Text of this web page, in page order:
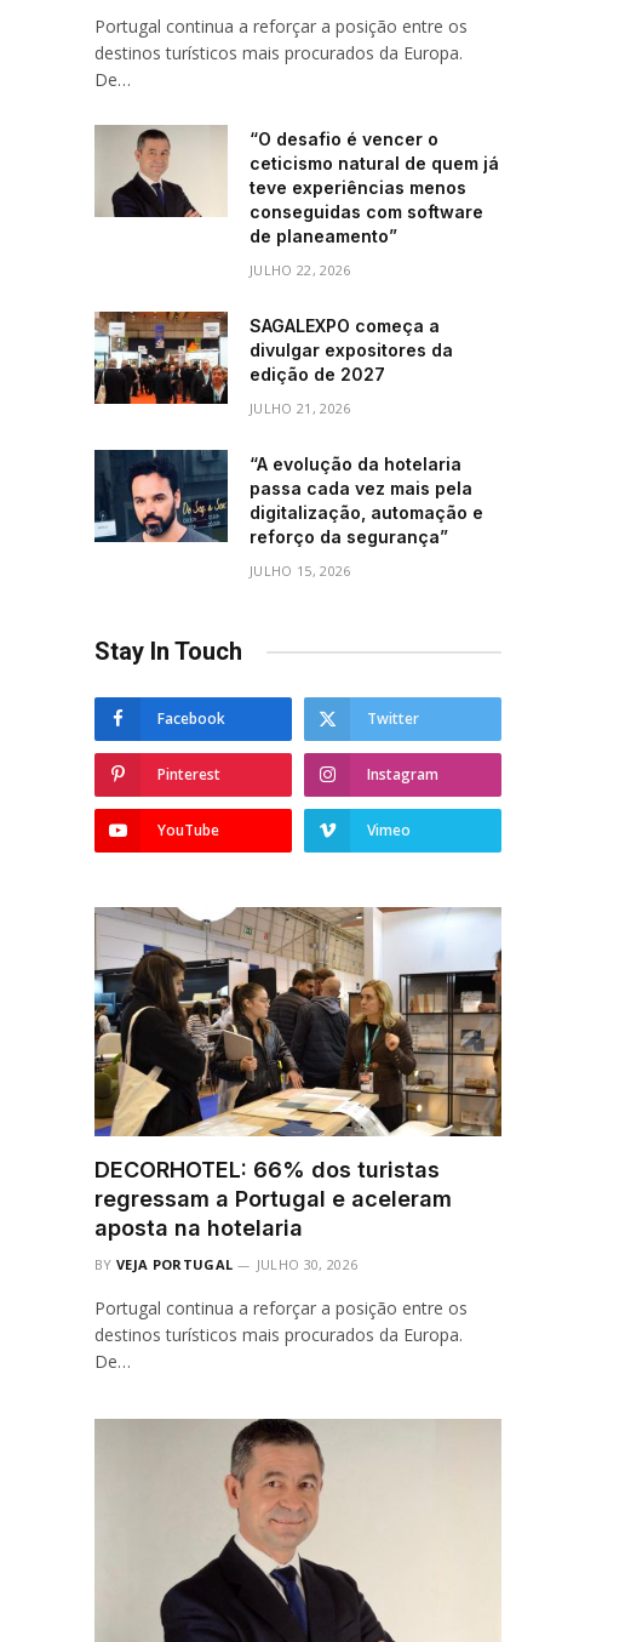
Portugal continua a reforçar a posição entre os
destinos turísticos mais procurados da Europa.
De…
“O desafio é vencer o
ceticismo natural de quem já
teve experiências menos
conseguidas com software
de planeamento”
JULHO 22, 2026
SAGALEXPO começa a
divulgar expositores da
edição de 2027
JULHO 21, 2026
“A evolução da hotelaria
passa cada vez mais pela
digitalização, automação e
reforço da segurança”
JULHO 15, 2026
Stay In Touch
Facebook Twitter
Pinterest Instagram
YouTube Vimeo
DECORHOTEL: 66% dos turistas
regressam a Portugal e aceleram
aposta na hotelaria
BY VEJA PORTUGAL JULHO 30, 2026
Portugal continua a reforçar a posição entre os
destinos turísticos mais procurados da Europa.
De…